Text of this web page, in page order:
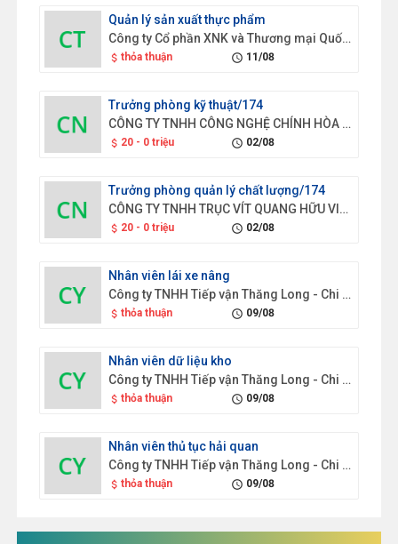
Quản lý sản xuất thực phẩm
Công ty Cổ phần XNK và Thương mại Quốc tế Hưng Thịnh
attach_money thỏa thuận schedule 11/08
Trưởng phòng kỹ thuật/174
CÔNG TY TNHH CÔNG NGHỆ CHÍNH HÒA HOẰNG GIAI VIỆT NAM
attach_money 20 - 0 triệu schedule 02/08
Trưởng phòng quản lý chất lượng/174
CÔNG TY TNHH TRỤC VÍT QUANG HỮU VIỆT NAM
attach_money 20 - 0 triệu schedule 02/08
Nhân viên lái xe nâng
Công ty TNHH Tiếp vận Thăng Long - Chi nhánh Hưng Yên
attach_money thỏa thuận schedule 09/08
Nhân viên dữ liệu kho
Công ty TNHH Tiếp vận Thăng Long - Chi nhánh Hưng Yên
attach_money thỏa thuận schedule 09/08
Nhân viên thủ tục hải quan
Công ty TNHH Tiếp vận Thăng Long - Chi nhánh Hưng Yên
attach_money thỏa thuận schedule 09/08